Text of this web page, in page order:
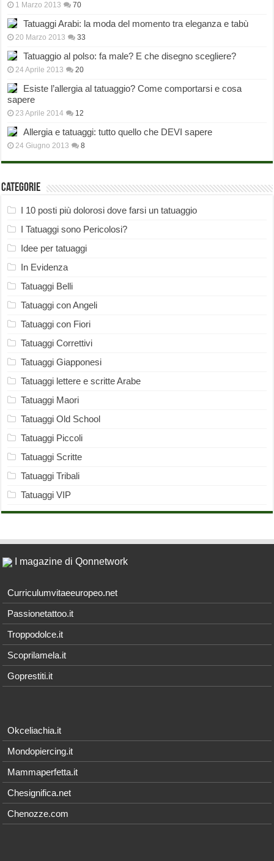
1 Marzo 2013 70
Tatuaggi Arabi: la moda del momento tra eleganza e tabù
20 Marzo 2013 33
Tatuaggio al polso: fa male? E che disegno scegliere?
24 Aprile 2013 20
Esiste l’allergia al tatuaggio? Come comportarsi e cosa
sapere
23 Aprile 2014 12
Allergia e tatuaggi: tutto quello che DEVI sapere
24 Giugno 2013 8
Categorie
I 10 posti più dolorosi dove farsi un tatuaggio
I Tatuaggi sono Pericolosi?
Idee per tatuaggi
In Evidenza
Tatuaggi Belli
Tatuaggi con Angeli
Tatuaggi con Fiori
Tatuaggi Correttivi
Tatuaggi Giapponesi
Tatuaggi lettere e scritte Arabe
Tatuaggi Maori
Tatuaggi Old School
Tatuaggi Piccoli
Tatuaggi Scritte
Tatuaggi Tribali
Tatuaggi VIP
I magazine di Qonnetwork
Curriculumvitaeeuropeo.net
Passionetattoo.it
Troppodolce.it
Scoprilamela.it
Goprestiti.it
Okceliachia.it
Mondopiercing.it
Mammaperfetta.it
Chesignifica.net
Chenozze.com